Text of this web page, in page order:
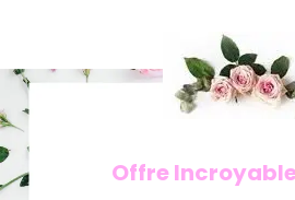
Offre